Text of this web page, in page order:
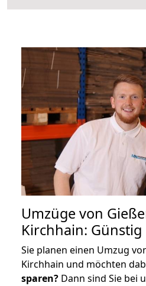
Umzüge von
Kirchhain:
Sie planen einen Umzug
Kirchhain und möchten
sparen? Dann sind Sie bei